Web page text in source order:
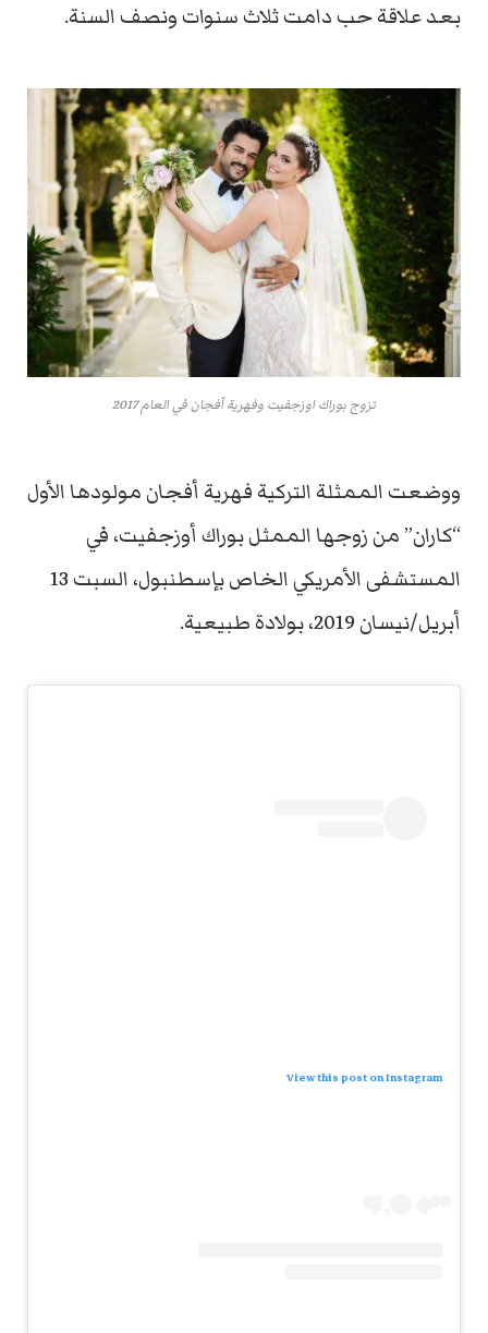
بعد علاقة حب دامت ثلاث سنوات ونصف السنة.
تزوج بوراك اوزجفيت وفهرية أفجان في العام 2017
ووضعت الممثلة التركية فهرية أفجان مولودها الأول
“كاران” من زوجها الممثل بوراك أوزجفيت، في
المستشفى الأمريكي الخاص بإسطنبول، السبت 13
أبريل/نيسان 2019، بولادة طبيعية.
View this post on Instagram